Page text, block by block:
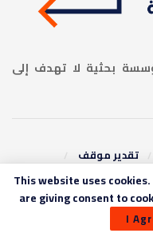
بحثية لا تهدف إلى
تقدير موقف
This website uses
are giving consent to
I